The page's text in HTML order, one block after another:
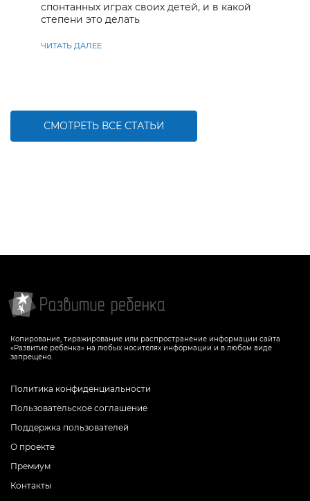
спонтанных играх своих детей, и в какой
степени это делать
ЧИТАТЬ ДАЛЕЕ
СМОТРЕТЬ ВСЕ СТАТЬИ
Копирование, тиражирование или распространение информации сайта
«Развитие ребенка» на любых носителях информации и в любом виде
запрещено.
Политика конфиденциальности
Пользовательское соглашение
Поддержка пользователей
О проекте
Премиум
Контакты